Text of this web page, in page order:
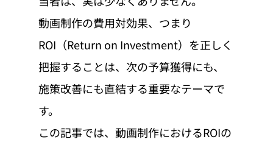
動画制作の費用対効果、つまり
ROI（Return on Investment）を正しく
把握することは、次の予算獲得にも、
施策改善にも直結する重要なテーマで
す。
この記事では、動画制作におけるROIの